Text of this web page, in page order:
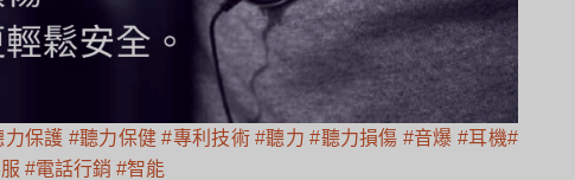
力保護 #聽力保健 #專利技術 #聽力 #聽力損傷 #音爆 #耳機#
#電話行銷 #智能